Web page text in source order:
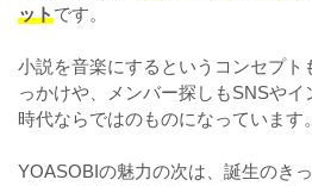
ットです。
小説を音楽にするというコンセプト
っかけや、メンバー探しもSNSや
時代ならではのものになっています。
YOASOBIの魅力の次は、誕生のき